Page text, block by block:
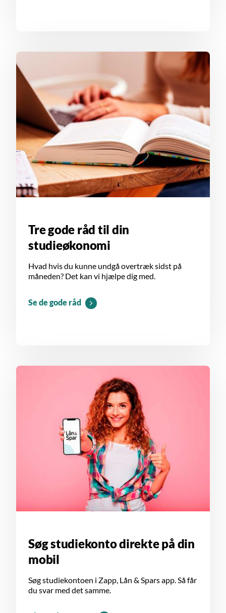
Tre gode råd til din
studieøkonomi
Hvad hvis du kunne undgå overtræk sidst på
måneden? Det kan vi hjælpe dig med.
Se de gode råd
Søg studiekonto direkte på din
mobil
Søg studiekontoen i Zapp, Lån & Spars app. Så får
du svar med det samme.